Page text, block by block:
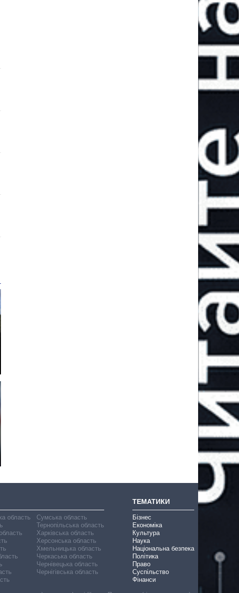
область
Сумська область
Тернопільська область
Харківська область
Херсонська область
Хмельницька область
Черкаська область
Чернівецька область
Чернігівська область
ТЕМАТИКИ
Бізнес
Економіка
Культура
Наука
Національна безпека
Політика
Право
Суспільство
Фінанси